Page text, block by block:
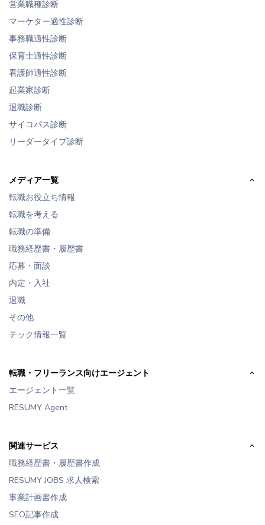
営業職種診断
マーケター適性診断
事務職適性診断
保育士適性診断
看護師適性診断
起業家診断
退職診断
サイコパス診断
リーダータイプ診断
メディア一覧
転職お役立ち情報
転職を考える
転職の準備
職務経歴書・履歴書
応募・面談
内定・入社
退職
その他
テック情報一覧
転職・フリーランス向けエージェント
エージェント一覧
RESUMY Agent
関連サービス
職務経歴書・履歴書作成
RESUMY JOBS 求人検索
事業計画書作成
SEO記事作成